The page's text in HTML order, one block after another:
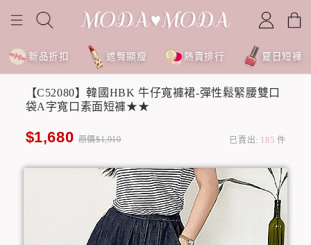
新品折扣 遮臀顯瘦 熱賣排行 夏日短褲
【C52080】韓國HBK 牛仔寬褲裙-彈性鬆緊腰雙口
袋A字寬口素面短褲★★
$1,680 原價$1,910 已賣出: 185 件